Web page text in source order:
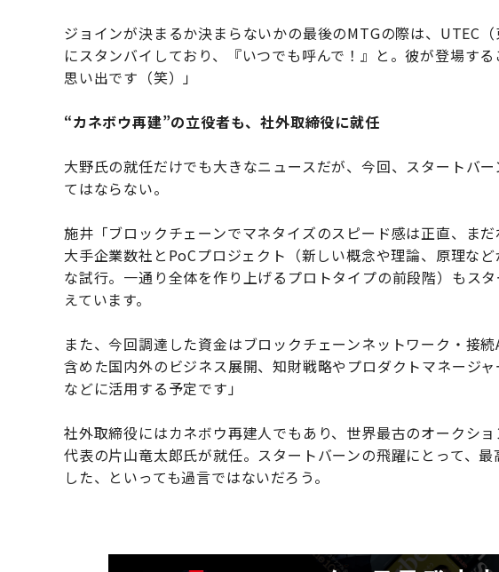
ジョインが決まるか決まらないかの最後のMTGの際は、UTEC
にスタンバイしており、『いつでも呼んで！』と。彼が登場す
思い出です（笑）」
“カネボウ再建”の立役者も、社外取締役に就任
大野氏の就任だけでも大きなニュースだが、今回、スタートバ
てはならない。
施井「ブロックチェーンでマネタイズのスピード感は正直、ま
大手企業数社とPoCプロジェクト（​新しい概念や理論、原理な
な試行。一通り全体を作り上げるプロトタイプの前段階​）もス
えています。
また、今回調達した資金はブロックチェーンネットワーク・接
含めた国内外のビジネス展開、知財戦略やプロダクトマネージ
などに活用する予定です」
社外取締役にはカネボウ再建人でもあり、世界最古のオークシ
代表の片山竜太郎氏が就任。スタートバーンの飛躍にとって、
した、といっても過言ではないだろう。